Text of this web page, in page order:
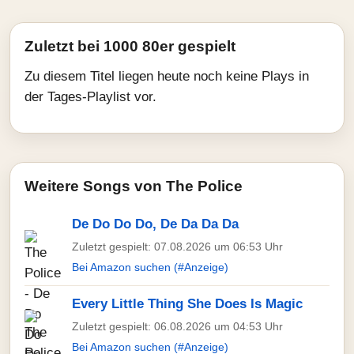
Zuletzt bei 1000 80er gespielt
Zu diesem Titel liegen heute noch keine Plays in
der Tages-Playlist vor.
Weitere Songs von The Police
De Do Do Do, De Da Da Da
Zuletzt gespielt: 07.08.2026 um 06:53 Uhr
Bei Amazon suchen (#Anzeige)
Every Little Thing She Does Is Magic
Zuletzt gespielt: 06.08.2026 um 04:53 Uhr
Bei Amazon suchen (#Anzeige)